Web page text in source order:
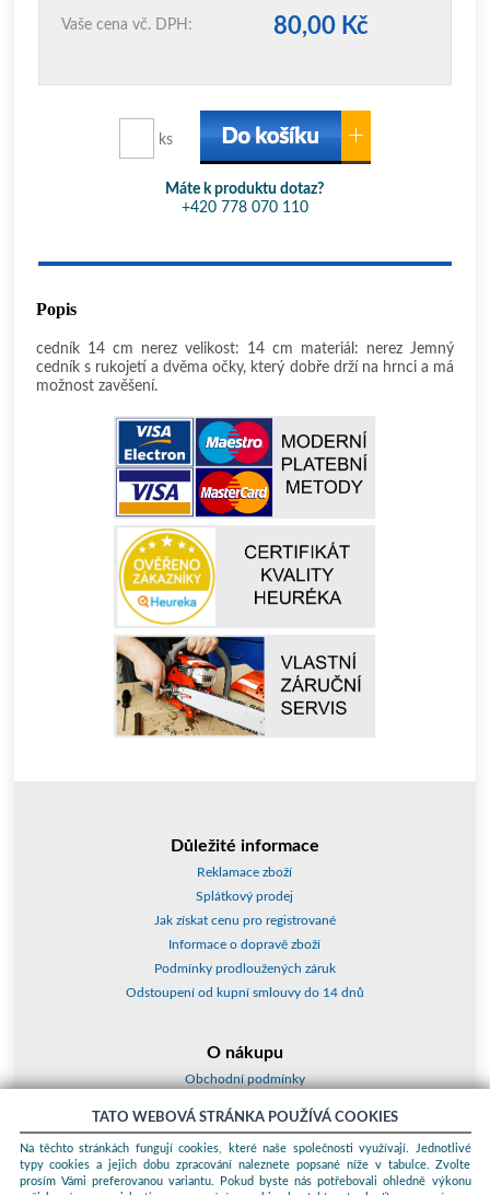
Vaše cena vč. DPH: 80,00 Kč
ks
Máte k produktu dotaz?
+420 778 070 110
Popis
cedník 14 cm nerez velikost: 14 cm materiál: nerez Jemný
cedník s rukojetí a dvěma očky, který dobře drží na hrnci a má
možnost zavěšení.
Důležité informace
Reklamace zboží
Splátkový prodej
Jak získat cenu pro registrované
Informace o dopravě zboží
Podmínky prodloužených záruk
Odstoupení od kupní smlouvy do 14 dnů
O nákupu
Obchodní podmínky
Kontakty a adresy
Essox splátky
TATO WEBOVÁ STRÁNKA POUŽÍVÁ COOKIES
Na těchto stránkách fungují cookies, které naše společnosti využívají. Jednotlivé
typy cookies a jejich dobu zpracování naleznete popsané níže v tabulce. Zvolte
prosím Vámi preferovanou variantu. Pokud byste nás potřebovali ohledně výkonu